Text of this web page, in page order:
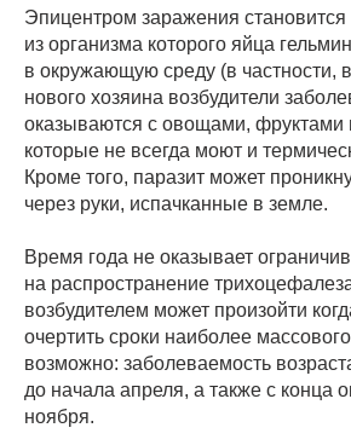
Эпицентром заражения становится
из организма которого яйца
в окружающую среду (в частности,
нового хозяина возбудители
оказываются с овощами, фруктами
которые не всегда моют и
Кроме того, паразит может
через руки, испачканные в земле.
Время года не оказывает
на распространение
возбудителем может произойти
очертить сроки наиболее
возможно: заболеваемость
до начала апреля, а также с конца
ноября.